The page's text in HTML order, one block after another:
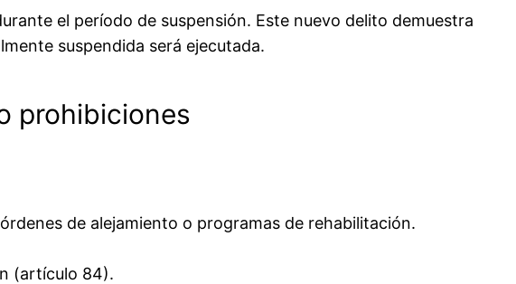
el período de suspensión. Este nuevo delito demuestra
suspendida será ejecutada.
prohibiciones
de alejamiento o programas de rehabilitación.
(artículo 84).